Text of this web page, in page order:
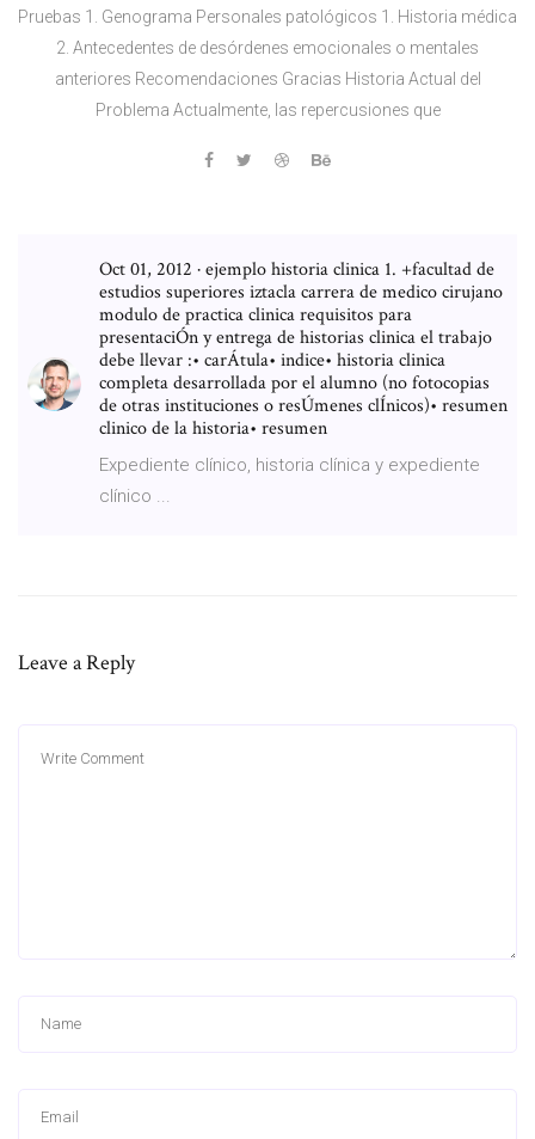
Pruebas 1. Genograma Personales patológicos 1. Historia médica
2. Antecedentes de desórdenes emocionales o mentales
anteriores Recomendaciones Gracias Historia Actual del
Problema Actualmente, las repercusiones que
Oct 01, 2012 · ejemplo historia clinica 1. +facultad de
estudios superiores iztacla carrera de medico cirujano
modulo de practica clinica requisitos para
presentaciÓn y entrega de historias clinica el trabajo
debe llevar :• carÁtula• indice• historia clinica
completa desarrollada por el alumno (no fotocopias
de otras instituciones o resÚmenes clÍnicos)• resumen
clinico de la historia• resumen
Expediente clínico, historia clínica y expediente
clínico ...
Leave a Reply